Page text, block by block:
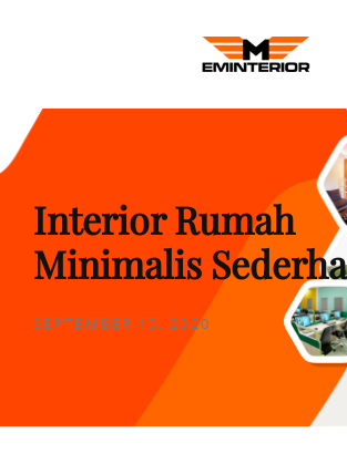
Interior Rumah
Minimalis
POSTED
SEPTEMBER 15, 2020